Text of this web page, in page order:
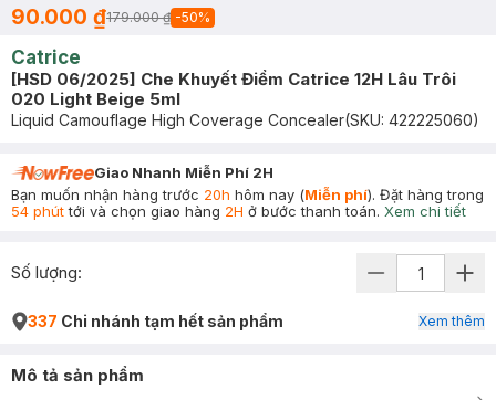
90.000 ₫179.000 ₫ -50%
Catrice
[HSD 06/2025] Che Khuyết Điểm Catrice 12H Lâu Trôi
020 Light Beige 5ml
Liquid Camouflage High Coverage Concealer(SKU: 422225060)
Giao Nhanh Miễn Phí 2H
Bạn muốn nhận hàng trước 20h hôm nay (Miễn phí). Đặt hàng trong
54 phúttới và chọn giao hàng 2H ở bước thanh toán. Xem chi tiết
Số lượng:
337 Chi nhánh tạm hết sản phẩm Xem thêm
Mô tả sản phẩm